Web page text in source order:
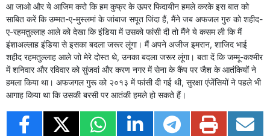
आ जाओ और ये आजिम करो कि हम कुफ्र के ऊपर फिदायीन हमले करके इस बात को
साबित करें कि उम्मत-ए-मुस्लमां के जांबाज सपूत जिंदा हैं, मैंने जब अफजल गुरु को शहीद-
ए-रहमतुल्लाह आले को देखा कि इंडिया में उसको फांसी दी तो मैंने ये कसम ली कि मैं
इंशाअल्लाह इंडिया से इसका बदला जरूर लूंगा। मैं अपने अजीज इमरान, शाजिद भाई
शहीद रहमतुल्लाह आले जो मेरे दोस्त थे, उनका बदला जरूर लूंगा। बता दें कि जम्मू-कश्मीर
में शनिवार और रविवार को सुंजवां और करण नगर में सेना के कैंप पर जैश के आतंकियों ने
हमला किया था। अफजगल गुरू को २०१३ में फांसी दी गई थी, सुरक्षा एंजेंसियों ने पहले भी
आगाह किया था कि उसकी बरसी पर आतंकी हमले हो सकते हैं।